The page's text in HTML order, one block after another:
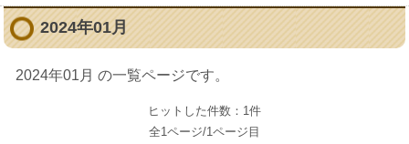
2024年01月
2024年01月 の一覧ページです。
ヒットした件数：1件
全1ページ/1ページ目